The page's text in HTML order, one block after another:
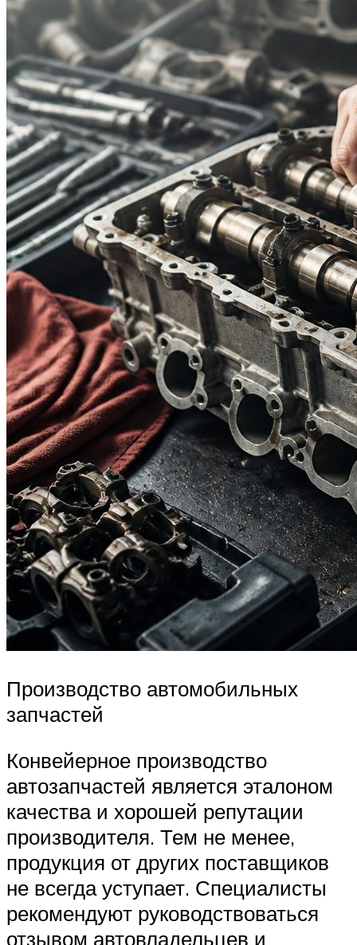
Производство автомобильных
запчастей
Конвейерное производство
автозапчастей является эталоном
качества и хорошей репутации
производителя. Тем не менее,
продукция от других поставщиков
не всегда уступает. Специалисты
рекомендуют руководствоваться
отзывом автовладельцев и